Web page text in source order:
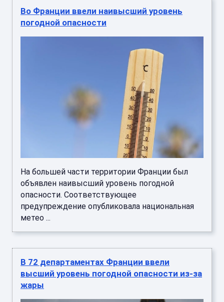
Во Франции ввели наивысший уровень
погодной опасности
На большей части территории Франции был
объявлен наивысший уровень погодной
опасности. Соответствующее
предупреждение опубликовала национальная
метео ...
В 72 департаментах Франции ввели
высший уровень погодной опасности из-за
жары